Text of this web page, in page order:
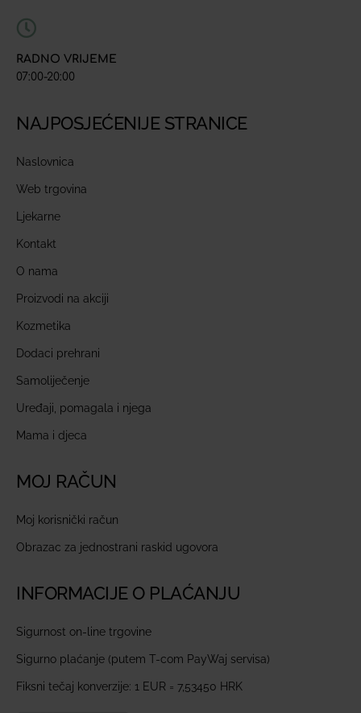
RADNO VRIJEME
07:00-20:00
NAJPOSJEĆENIJE STRANICE
Naslovnica
Web trgovina
Ljekarne
Kontakt
O nama
Proizvodi na akciji
Kozmetika
Dodaci prehrani
Samoliječenje
Uređaji, pomagala i njega
Mama i djeca
MOJ RAČUN
Moj korisnički račun
Obrazac za jednostrani raskid ugovora
INFORMACIJE O PLAĆANJU
Sigurnost on-line trgovine
Sigurno plaćanje (putem T-com PayWaj servisa)
Fiksni tečaj konverzije: 1 EUR = 7,53450 HRK